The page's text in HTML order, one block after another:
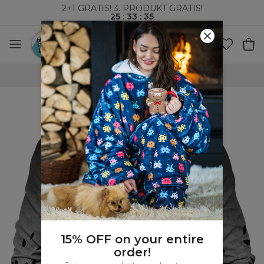
2+1 GRATIS! 3. PRODUKT GRATIS!
25 : 33 : 35
GRATIS FRAKT OVER 660 NOK
15% OFF on your entire
order!